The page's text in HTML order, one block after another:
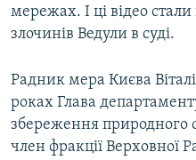
мережах. І ці відео
злочинів Ведули в суді.
Радник мера Києва
роках Глава
збереження природного
член фракції Верховної